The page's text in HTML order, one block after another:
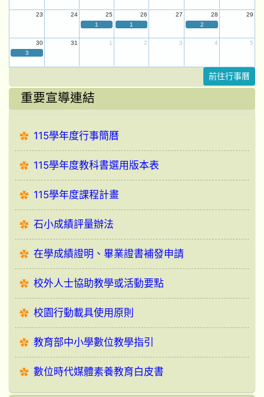
23 24 25 26 27 28
29
1
1 2
30 31 1 2 3 4
5
3
前往行事曆
重要宣導連結
115學年度行事簡曆
115學年度教科書選用版本表
115學年度課程計畫
石小成績評量辦法
在學成績證明、畢業證書補發申請
校外人士協助教學或活動要點
校園行動載具使用原則
教育部中小學數位教學指引
數位時代媒體素養教育白皮書